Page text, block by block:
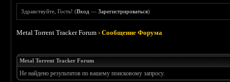
Здравствуйте, Гость! (Вход —Зарегистрироваться)
Metal Torrent Tracker Forum ›Сообщение Форума
Metal Torrent Tracker Forum
Не найдено результатов по вашему поисковому запросу.